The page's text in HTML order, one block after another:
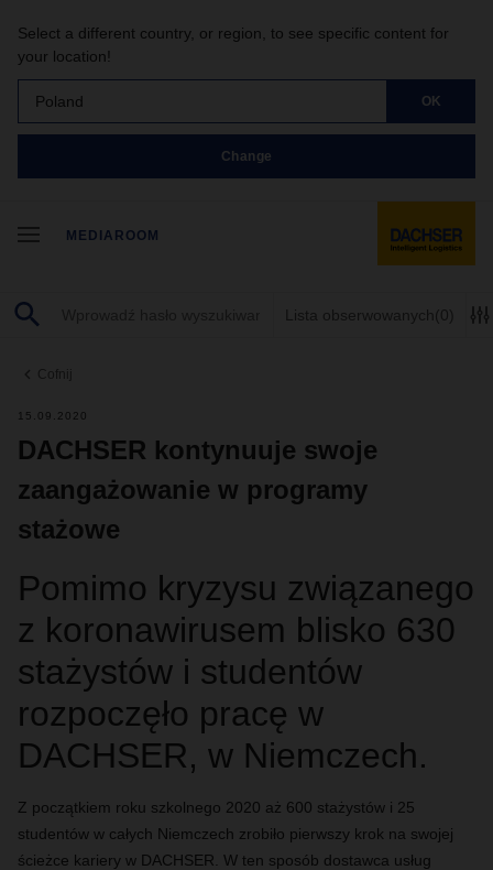
Select a different country, or region, to see specific content for
your location!
Poland OK
Change
MEDIAROOM
Lista obserwowanych (0)
Cofnij
15.09.2020
DACHSER kontynuuje swoje
zaangażowanie w programy
stażowe
Pomimo kryzysu związanego
z koronawirusem blisko 630
stażystów i studentów
rozpoczęło pracę w
DACHSER, w Niemczech.
Z początkiem roku szkolnego 2020 aż 600 stażystów i 25
studentów w całych Niemczech zrobiło pierwszy krok na swojej
ścieżce kariery w DACHSER. W ten sposób dostawca usług